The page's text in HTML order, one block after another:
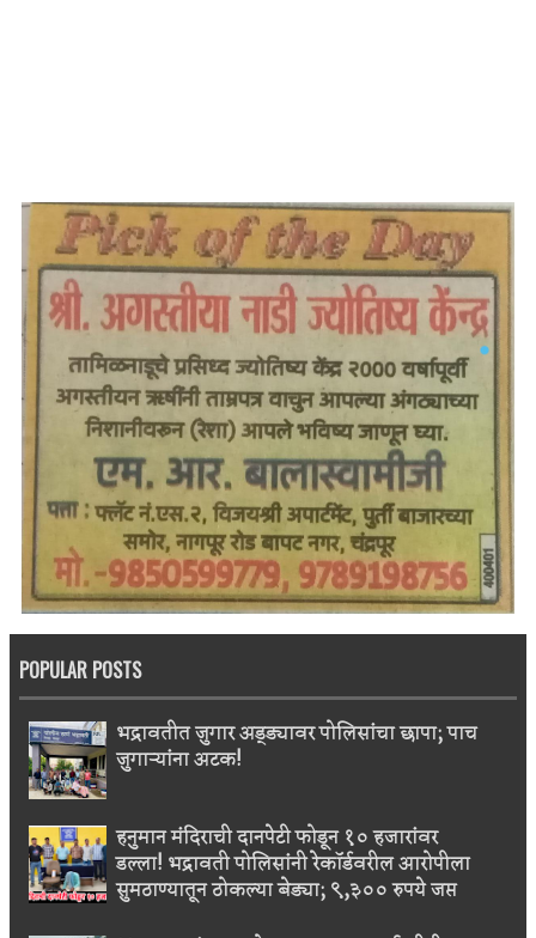
POPULAR POSTS
भद्रावतीत जुगार अड्ड्यावर पोलिसांचा छापा; पाच
जुगाऱ्यांना अटक!
हनुमान मंदिराची दानपेटी फोडून १० हजारांवर
डल्ला! भद्रावती पोलिसांनी रेकॉर्डवरील आरोपीला
सुमठाण्यातून ठोकल्या बेड्या; ९,३०० रुपये जप्त